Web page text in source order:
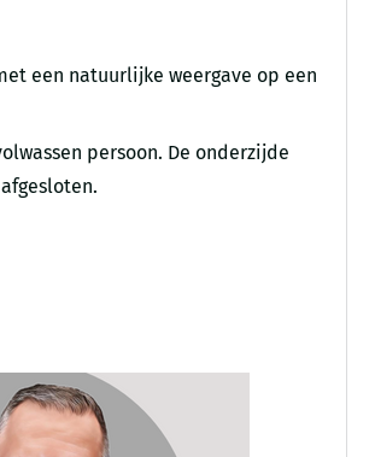
een natuurlijke weergave op een
persoon. De onderzijde